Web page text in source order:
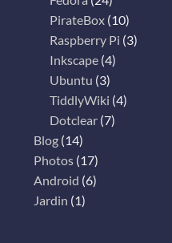
PirateBox (10)
Raspberry Pi (3)
Inkscape (4)
Ubuntu (3)
TiddlyWiki (4)
Dotclear (7)
Blog (14)
Photos (17)
Android (6)
Jardin (1)